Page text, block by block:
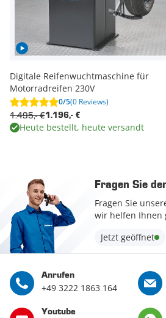
Digitale Reifenwuchtmaschine für
Motorradreifen 230V
0/5(0 Reviews)
1.196,- €
1.495,- €
Heute bestellt, heute versandt
Fragen Sie
Fragen Sie
wir helfen Ihnen
Jetzt geöffnet
Anrufen
+49 3222 1863 164
Youtube